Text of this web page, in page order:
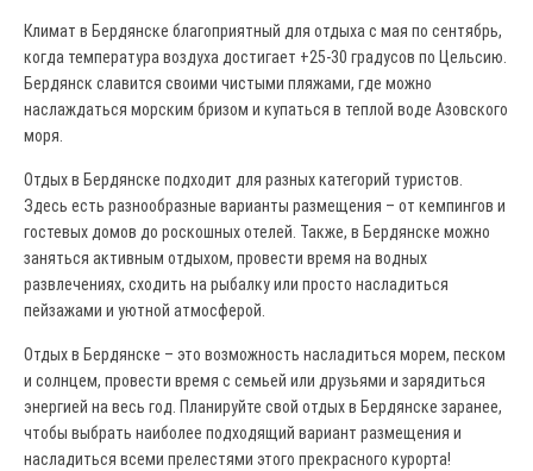
Климат в Бердянске благоприятный для отдыха с мая по сентябрь,
когда температура воздуха достигает +25-30 градусов по Цельсию.
Бердянск славится своими чистыми пляжами, где можно
наслаждаться морским бризом и купаться в теплой воде Азовского
моря.
Отдых в Бердянске подходит для разных категорий туристов.
Здесь есть разнообразные варианты размещения – от кемпингов и
гостевых домов до роскошных отелей. Также, в Бердянске можно
заняться активным отдыхом, провести время на водных
развлечениях, сходить на рыбалку или просто насладиться
пейзажами и уютной атмосферой.
Отдых в Бердянске – это возможность насладиться морем, песком
и солнцем, провести время с семьей или друзьями и зарядиться
энергией на весь год. Планируйте свой отдых в Бердянске заранее,
чтобы выбрать наиболее подходящий вариант размещения и
насладиться всеми прелестями этого прекрасного курорта!